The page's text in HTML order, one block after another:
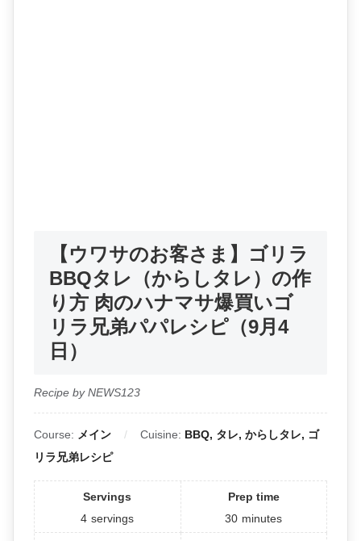
【ウワサのお客さま】ゴリラ
BBQタレ（からしタレ）の作
り方 肉のハナマサ爆買いゴ
リラ兄弟パパレシピ（9月4
日）
Recipe by NEWS123
Course: メイン Cuisine: BBQ, タレ, からしタレ, ゴ
リラ兄弟レシピ
Servings
4 servings
Prep time
30 minutes